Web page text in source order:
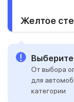
Желтое
От выбора
для
категории